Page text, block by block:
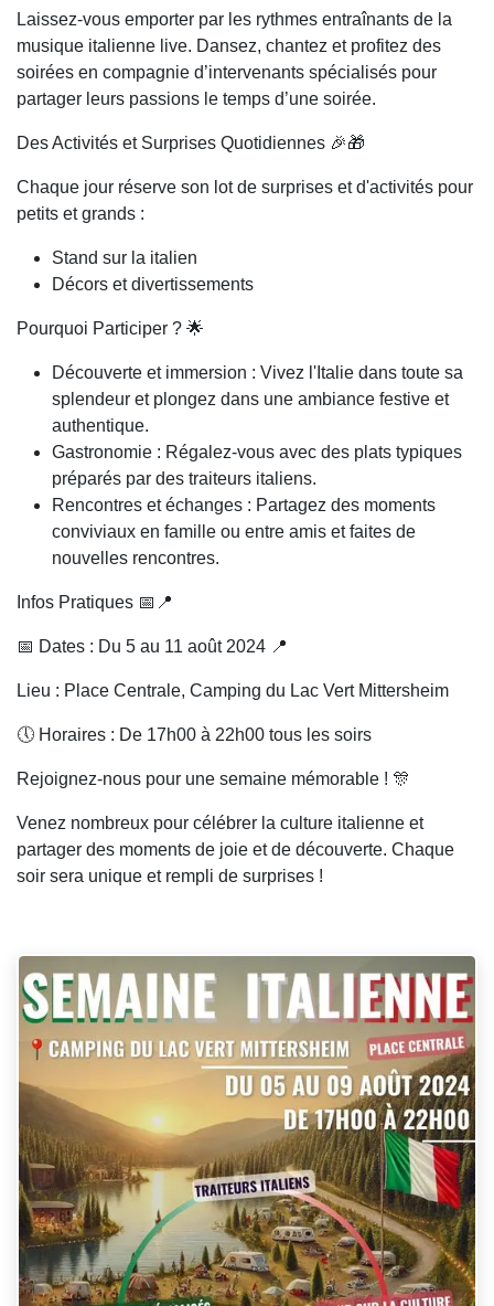
Laissez-vous emporter par les rythmes entraînants de la
musique italienne live. Dansez, chantez et profitez des
soirées en compagnie d’intervenants spécialisés pour
partager leurs passions le temps d’une soirée.
Des Activités et Surprises Quotidiennes 🎉🎁
Chaque jour réserve son lot de surprises et d'activités pour
petits et grands :
Stand sur la italien
Décors et divertissements
Pourquoi Participer ? 🌟
Découverte et immersion : Vivez l'Italie dans toute sa
splendeur et plongez dans une ambiance festive et
authentique.
Gastronomie : Régalez-vous avec des plats typiques
préparés par des traiteurs italiens.
Rencontres et échanges : Partagez des moments
conviviaux en famille ou entre amis et faites de
nouvelles rencontres.
Infos Pratiques 📅📍
📅 Dates : Du 5 au 11 août 2024 📍
Lieu : Place Centrale, Camping du Lac Vert Mittersheim
🕔 Horaires : De 17h00 à 22h00 tous les soirs
Rejoignez-nous pour une semaine mémorable ! 🎊
Venez nombreux pour célébrer la culture italienne et
partager des moments de joie et de découverte. Chaque
soir sera unique et rempli de surprises !